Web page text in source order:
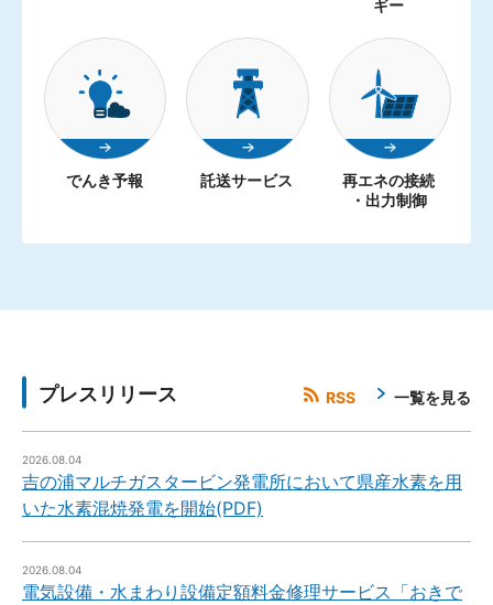
ギー
でんき予報 託送サービス
再エネの接続
・出力制御
プレスリリース 一覧を見る
RSS
2026.08.04
吉の浦マルチガスタービン発電所において県産水素を用
いた水素混焼発電を開始(PDF)
2026.08.04
電気設備・水まわり設備定額料金修理サービス「おきで